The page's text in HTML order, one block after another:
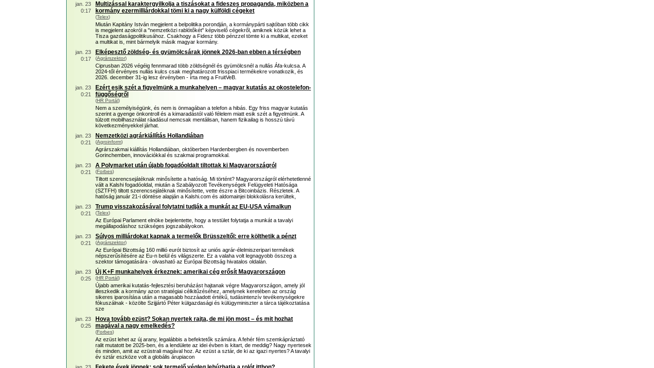
jan. 23
0:17
Multizással karaktergyilkolja a tiszásokat a fideszes propaganda, miközben a
kormány ezermilliárdokkal tömi ki a nagy külföldi cégeket
(Telex)
Miután Kapitány István megjelent a belpolitika porondján, a kormánypárti sajtóban több cikk
is megjelent azokról a "nemzetközi rablótőkét" képviselő cégekről, amiknek közük lehet a
Tisza gazdaságpolitikusához. Csakhogy a Fidesz több pénzzel tömte ki a multikat, ezeket
a multikat is, mint bármelyik másik magyar kormány.
jan. 23
0:17
Elképesztő zöldség- és gyümölcsárak jönnek 2026-ban ebben a térségben
(Agrárszektor)
Ciprusban 2026 végéig fennmarad több zöldségnél és gyümölcsnél a nullás Áfa-kulcsa. A
2024-től érvényes nullás kulcs csak meghatározott frisspiaci termékekre vonatkozik, és
2026. december 31-ig lesz érvényben - írta meg a FruitVeB.
jan. 23
0:21
Ezért esik szét a figyelmünk a munkahelyen – magyar kutatás az okostelefon-
függőségről
(HR Portál)
Nem a személyiségünk, és nem is önmagában a telefon a hibás. Egy friss magyar kutatás
szerint a gyenge önkontroll és a kimaradástól való félelem miatt esik szét a figyelmünk. A
túlzott mobilhasználat ráadásul nemcsak mentálisan, hanem fizikailag is hosszú távú
következményekkel járhat.
jan. 23
0:21
Nemzetközi agrárkiállítás Hollandiában
(Agroinform)
Agrárszakmai kiállítás Hollandiában, októberben Hardenbergben és novemberben
Gorinchemben, innovációkkal és szakmai programokkal.
jan. 23
0:21
A Polymarket után újabb fogadóoldalt tiltottak ki Magyarországról
(Forbes)
Tiltott szerencsejátéknak minősítette a hatóság. Mi történt? Magyarországról elérhetetlenné
vált a Kalshi fogadóoldal, miután a Szabályozott Tevékenységek Felügyeleti Hatósága
(SZTFH) tiltott szerencsejátéknak minősítette, vette észre a Bitcoinbázis. Részletek. A
hatóság január 21-i döntése alapján a Kalshi.com és aldomainjei blokkolásra kerültek,
jan. 23
0:21
Trump visszakozásával folytatni tudják a munkát az EU-USA vámalkun
(Telex)
Az Európai Parlament elnöke bejelentette, hogy a testület folytatja a munkát a tavalyi
megállapodáshoz szükséges jogszabályokon.
jan. 23
0:21
Súlyos milliárdokat kapnak a termelők Brüsszeltől: erre költhetik a pénzt
(Agrárszektor)
Az Európai Bizottság 160 millió eurót biztosít az uniós agrár-élelmiszeripari termékek
népszerűsítésére az Eu-n belül és világszerte. Ez a valaha volt legnagyobb összeg a
szektor támogatására - olvasható az Európai Bizottság hivatalos oldalán.
jan. 23
0:25
Új K+F munkahelyek érkeznek: amerikai cég erősít Magyarországon
(HR Portál)
Újabb amerikai kutatás-fejlesztési beruházást hajtanak végre Magyarországon, amely jól
illeszkedik a kormány azon stratégiai célkitűzéséhez, amelynek keretében az ország
sikeres iparosítása után a magasabb hozzáadott értékű, tudásintenzív tevékenységekre
fókuszálnak - közölte Szijjártó Péter külgazdasági és külügyminiszter a tárca tájékoztatása
sze
jan. 23
0:25
Hova tovább ezüst? Sokan nyertek rajta, de mi jön most – és mit hozhat
magával a nagy emelkedés?
(Forbes)
Az ezüst lehet az új arany, legalábbis a befektetők számára. A fehér fém szemkápráztató
ralit mutatott be 2025-ben, és a lendülete az idei évben is kitart, de meddig? Nagy nyertesek
és minden, amit az ezüstrali magával hoz. Az ezüst a sztár, de ki az igazi nyertes? A tavalyi
év sztár eszköze volt a globális árupiacon